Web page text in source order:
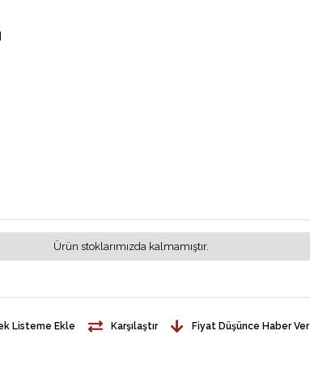
Ürün stoklarımızda kalmamıştır.
Listeme Ekle Karşılaştır Fiyat Düşünce Haber Ver